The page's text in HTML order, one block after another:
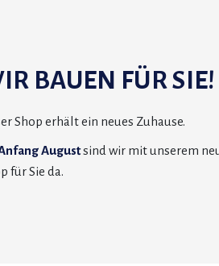
BAUEN FÜR SIE!
Shop erhält ein neues Zuhause.
Augustsind wir mit unserem
für Sie da.